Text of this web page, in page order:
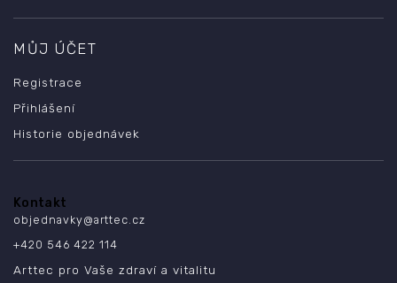
MŮJ ÚČET
Registrace
Přihlášení
Historie objednávek
Kontakt
objednavky@arttec.cz
+420 546 422 114
Arttec pro Vaše zdraví a vitalitu